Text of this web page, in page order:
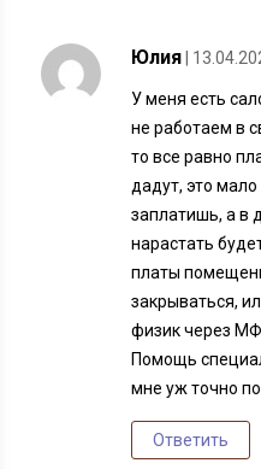
Юлия |
У меня есть
не работаем в
то все равно
дадут, это
заплатишь, а в
нарастать
платы
закрываться,
физик через
Помощь
мне уж точно
Ответить